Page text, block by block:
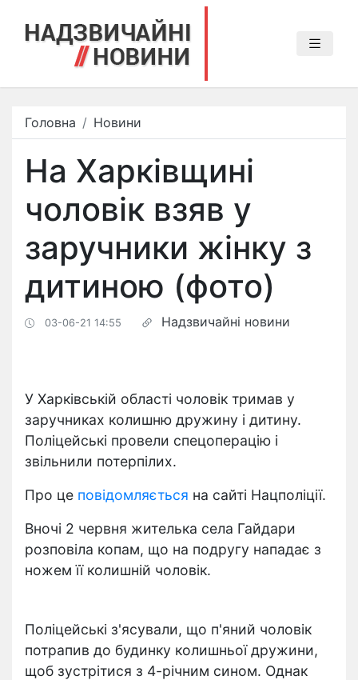
Головна Новини
На Харківщині
чоловік взяв у
заручники жінку з
дитиною (фото)
03-06-21 14:55 Надзвичайні новини
У Харківській області чоловік тримав у
заручниках колишню дружину і дитину.
Поліцейські провели спецоперацію і
звільнили потерпілих.
Про це повідомляється на сайті Нацполіції.
Вночі 2 червня жителька села Гайдари
розповіла копам, що на подругу нападає з
ножем її колишній чоловік.
Поліцейські з'ясували, що п'яний чоловік
потрапив до будинку колишньої дружини,
щоб зустрітися з 4-річним сином. Однак